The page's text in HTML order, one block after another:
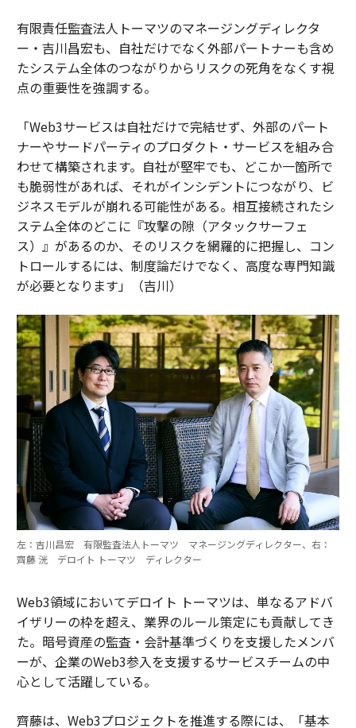
有限責任監査法人トーマツのマネージングディレクタ
ー・吉川昌宏も、自社だけでなく外部パートナーも含め
たシステム全体のつながりからリスクの死角をなくす視
点の重要性を強調する。
「Web3サービスは自社だけで完結せず、外部のパート
ナーやサードパーティのプロダクト・サービスを組み合
わせて構築されます。自社が堅牢でも、どこか一箇所で
も脆弱性があれば、それがインシデントにつながり、ビ
ジネスモデルが崩れる可能性がある。相互接続されたシ
ステム全体のどこに『攻撃の隙（アタックサーフェ
ス）』があるのか、そのリスクを網羅的に把握し、コン
トロールするには、制度論だけでなく、高度な専門知識
が必要となります」（吉川）
左：吉川昌宏 有限監査法人トーマツ マネージングディレクター、右：
齊藤 洸 デロイト トーマツ ディレクター
Web3領域においてデロイト トーマツは、単なるアドバ
イザリーの枠を超え、業界のルール策定にも貢献してき
た。暗号資産の監査・会計基準づくりを支援したメンバ
ーが、企業のWeb3参入を支援するサービスチームの中
心として活躍している。
齊藤は、Web3プロジェクトを推進する際には、「基本